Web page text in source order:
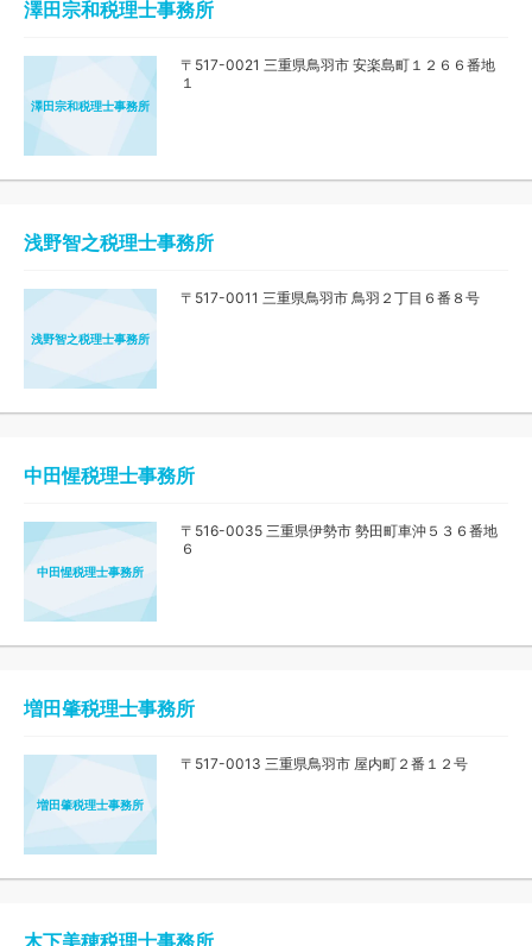
澤田宗和税理士事務所
澤田宗和税理士事務所
〒517-0021 三重県鳥羽市 安楽島町１２６６番地
１
浅野智之税理士事務所
浅野智之税理士事務所
〒517-0011 三重県鳥羽市 鳥羽２丁目６番８号
中田惺税理士事務所
中田惺税理士事務所
〒516-0035 三重県伊勢市 勢田町車沖５３６番地
６
増田肇税理士事務所
増田肇税理士事務所
〒517-0013 三重県鳥羽市 屋内町２番１２号